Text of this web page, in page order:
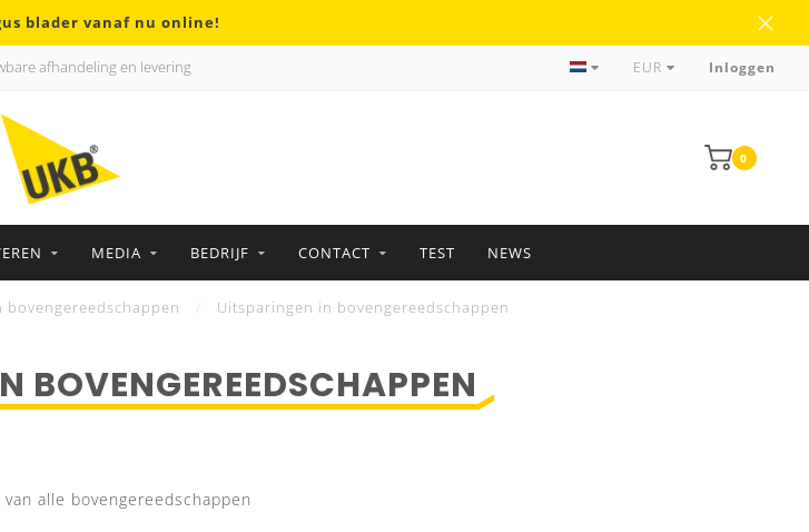
blader vanaf nu online!
afhandeling en levering Meer dan 35 jaar ervaringEUR Inloggen
0
MEDIA BEDRIJF CONTACT TEST NEWS
bovengereedschappen Uitsparingen in bovengereedschappen
BOVENGEREEDSCHAPPEN
alle bovengereedschappen